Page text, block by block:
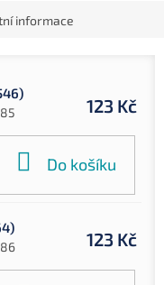
informace
123 Kč
Do košíku
123 Kč